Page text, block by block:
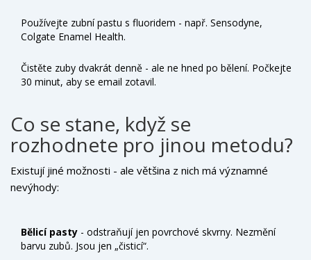
Používejte zubní pastu s fluoridem - např. Sensodyne,
Colgate Enamel Health.
Čistěte zuby dvakrát denně - ale ne hned po bělení. Počkejte
30 minut, aby se email zotavil.
Co se stane, když se
rozhodnete pro jinou metodu?
Existují jiné možnosti - ale většina z nich má významné
nevýhody:
Bělicí pasty - odstraňují jen povrchové skvrny. Nezmění
barvu zubů. Jsou jen „čisticí“.